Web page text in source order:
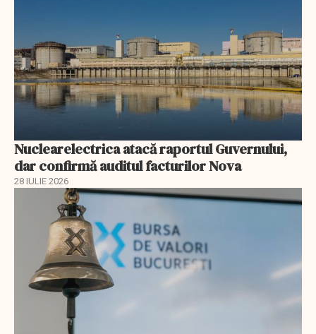
Nuclearelectrica atacă raportul Guvernului,
dar confirmă auditul facturilor Nova
28 IULIE 2026